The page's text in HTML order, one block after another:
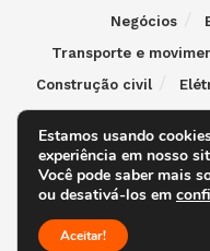
Negócios
Transporte e
Construção civil
Máquinas indústria
Motoredutor
Estamos usando
experiência em nosso
Você pode saber mais
ou desativá-los em
Aceitar!